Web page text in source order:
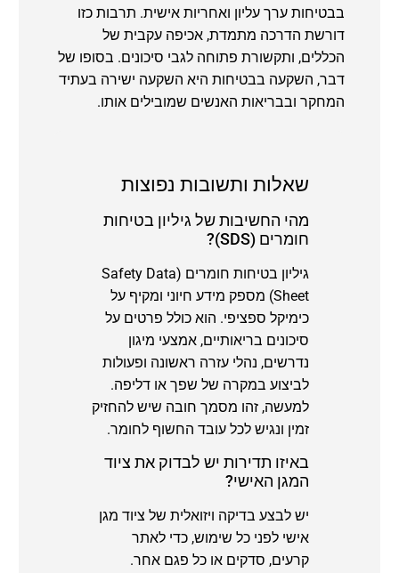
בבטיחות ערך עליון ואחריות אישית. תרבות כזו
דורשת הדרכה מתמדת, אכיפה עקבית של
הכללים, ותקשורת פתוחה לגבי סיכונים. בסופו של
דבר, השקעה בבטיחות היא השקעה ישירה בעתיד
המחקר ובבריאות האנשים שמובילים אותו.
שאלות ותשובות נפוצות
מהי החשיבות של גיליון בטיחות
חומרים (SDS)?
גיליון בטיחות חומרים (Safety Data
Sheet) מספק מידע חיוני ומקיף על
כימיקל ספציפי. הוא כולל פרטים על
סיכונים בריאותיים, אמצעי מיגון
נדרשים, נהלי עזרה ראשונה ופעולות
לביצוע במקרה של שפך או דליפה.
למעשה, זהו מסמך חובה שיש להחזיק
זמין ונגיש לכל עובד החשוף לחומר.
באיזו תדירות יש לבדוק את ציוד
המגן האישי?
יש לבצע בדיקה ויזואלית של ציוד מגן
אישי לפני כל שימוש, כדי לאתר
קרעים, סדקים או כל פגם אחר.